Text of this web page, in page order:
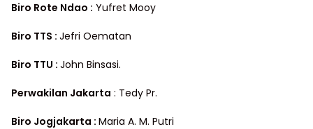
Biro Rote Ndao : Yufret Mooy
Biro TTS : Jefri Oematan
Biro TTU : John Binsasi.
Perwakilan Jakarta : Tedy Pr.
Biro Jogjakarta : Maria A. M. Putri